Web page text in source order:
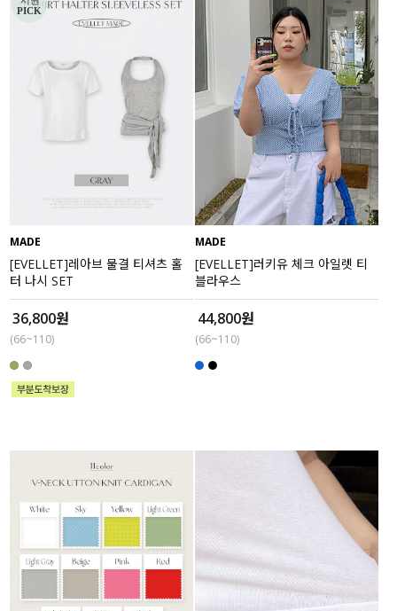
MADE
[EVELLET]레아브 물결 티셔츠 홀
터 나시 SET
36,800원
(66~110)
MADE
[EVELLET]러키유 체크 아일렛 티
블라우스
44,800원
(66~110)